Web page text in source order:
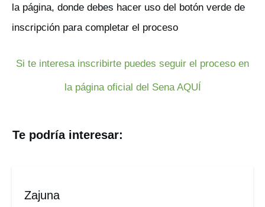
la página, donde debes hacer uso del botón verde de
inscripción para completar el proceso
Si te interesa inscribirte puedes seguir el proceso en
la página oficial del Sena AQUÍ
Te podría interesar:
Zajuna